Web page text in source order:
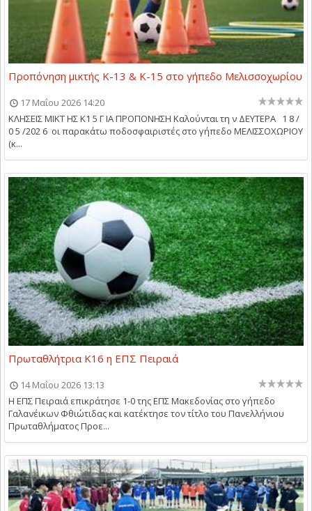
Προπόνηση μικτής Κ-13 & Κ-15 στο γήπεδο Μελισσοχωρίου
17 Μαΐου 2026 14:20
ΚΛΗΣΕΙΣ ΜΙΚΤ ΗΣ Κ1 5 Γ ΙΑ ΠΡΟΠΟΝΗΣΗ Καλούνται τη ν ΔΕΥΤΕΡΑ 1 8 /
0 5 /202 6 οι παρακάτω ποδοσφαιριστές στο γήπεδο ΜΕΛΙΣΣΟΧΩΡΙΟΥ
(κ...
Πρωταθλήτρια Κ16 η ΕΠΣ Πειραιά
14 Μαΐου 2026 13:13
Η ΕΠΣ Πειραιά επικράτησε 1-0 της ΕΠΣ Μακεδονίας στο γήπεδο
Γαλανέικων Φθιώτιδας και κατέκτησε τον τίτλο του Πανελλήνιου
Πρωταθλήματος Προε...